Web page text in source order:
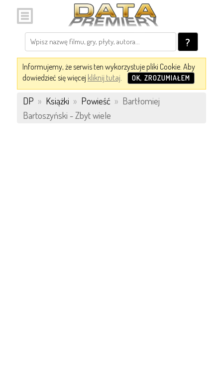
?
Informujemy, że serwis ten wykorzystuje pliki Cookie. Aby
dowiedzieć się więcej kliknij tutaj. OK, ZROZUMIAŁEM
DP » Książki » Powieść » Bartłomiej
Bartoszyński - Zbyt wiele